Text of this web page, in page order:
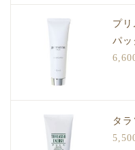
プリ
パッ
タ